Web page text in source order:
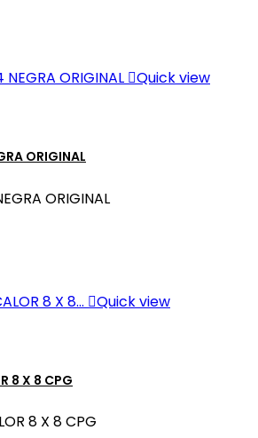
Quick view
ORIGINAL
ORIGINAL
Quick view
8 X 8 CPG
8 X 8 CPG